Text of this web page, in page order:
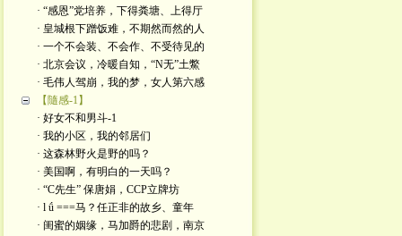
· “感恩”党培养，下得粪塘、上得厅
· 皇城根下蹭饭难，不期然而然的人
· 一个不会装、不会作、不受待见的
· 北京会议，冷暖自知，“N无”土鱉
· 毛伟人驾崩，我的梦，女人第六感
【隨感-1】
· 好女不和男斗-1
· 我的小区，我的邻居们
· 这森林野火是​野的吗？
· 美国啊，有明白的一天吗？
· “C先生” 保唐娟，CCP立牌坊
· l ǘ ===马？任正非的故乡、童年
· 闺蜜的姻缘，马加爵的悲剧，南京